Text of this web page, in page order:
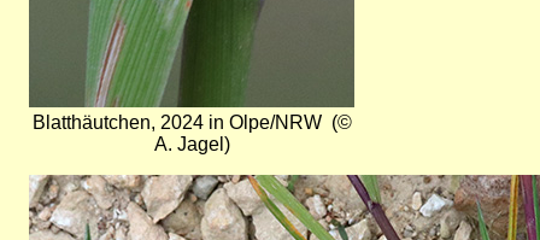
Blatthäutchen, 2024 in Olpe/NRW (©
A. Jagel)
Bild